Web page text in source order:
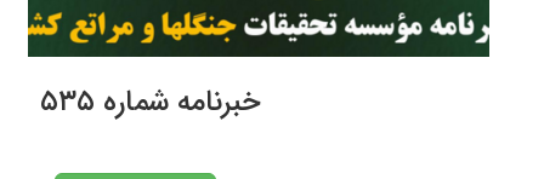
خبرنامه شماره ۵۳۵